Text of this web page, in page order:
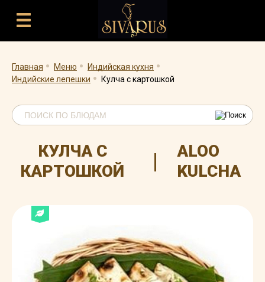
Главная . Меню . Индийская кухня .
Индийские лепешки. Кулча с картошкой
КУЛЧА С
КАРТОШКОЙ
|
ALOO
KULCHA